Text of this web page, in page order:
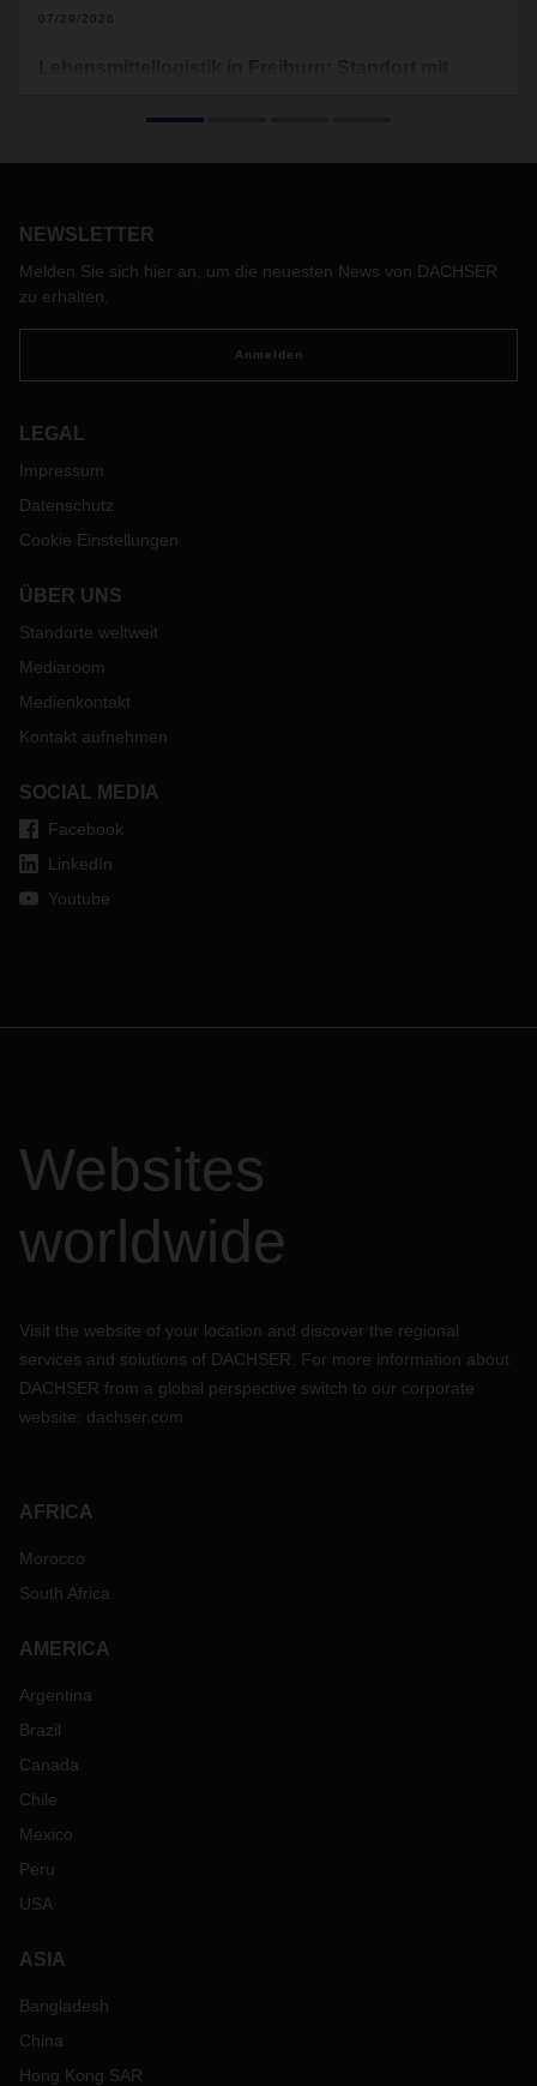
07/29/2026
Freiburg ein neuer Standort für Lebensmittellogistik bei
Schweiz, sondern setzt ein sichtbares Zeichen für die
NEWSLETTER
Melden Sie sich hier an, um die neuesten News von DACHSER
zu erhalten.
Anmelden
LEGAL
Impressum
Datenschutz
Cookie Einstellungen
ÜBER UNS
Standorte weltweit
Mediaroom
Medienkontakt
Kontakt aufnehmen
SOCIAL MEDIA
Facebook
LinkedIn
Youtube
Websites
worldwide
Visit the website of your location and discover the regional
services and solutions of DACHSER. For more information about
DACHSER from a global perspective switch to our corporate
website: dachser.com
AFRICA
Morocco
South Africa
AMERICA
Argentina
Brazil
Canada
Chile
Mexico
Peru
USA
ASIA
Bangladesh
China
Hong Kong SAR